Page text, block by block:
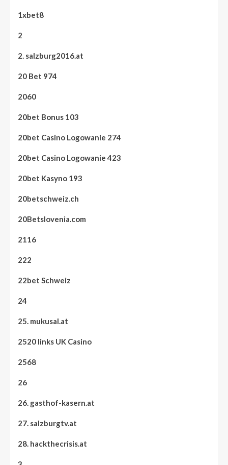
1xbet8
2
2. salzburg2016.at
20 Bet 974
2060
20bet Bonus 103
20bet Casino Logowanie 274
20bet Casino Logowanie 423
20bet Kasyno 193
20betschweiz.ch
20Betslovenia.com
2116
222
22bet Schweiz
24
25. mukusal.at
2520 links UK Casino
2568
26
26. gasthof-kasern.at
27. salzburgtv.at
28. hackthecrisis.at